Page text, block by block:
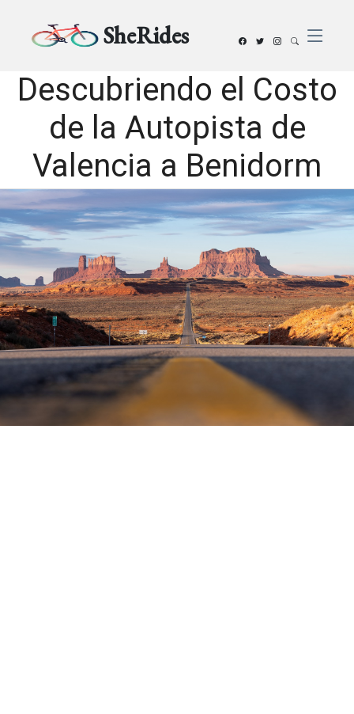
SheRides
Descubriendo el Costo
de la Autopista de
Valencia a Benidorm